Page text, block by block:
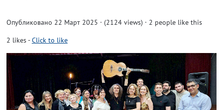
Опубликовано 22 Март 2025 · (2124 views) · 2 people like this
2 likes-Click to like